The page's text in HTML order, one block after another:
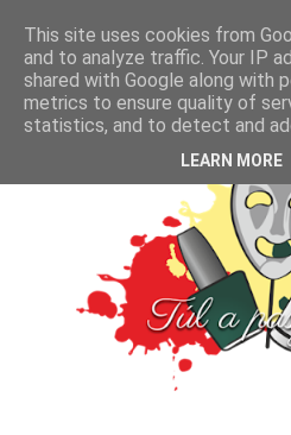
This site uses cookies from
and to analyze traffic. Your IP
shared with Google along with
metrics to ensure quality of
statistics, and to detect and
LEARN MORE